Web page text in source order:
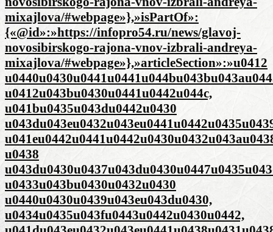
mixajlova/#webpage»},»isPartOf»:
{«@id»:»https://infopro54.ru/news/glavoj-
novosibirskogo-rajona-vnov-izbrali-andreya-
mixajlova/#webpage»},»articleSection»:»u0412
u0412u043bu0430u0441u0442u044c,
u041bu0435u043du0442u0430
u0438
u0433u043bu0430u0432u0430
u0440u0430u0439u043eu043du0430,
u0434u0435u043fu0443u0442u0430u0442,